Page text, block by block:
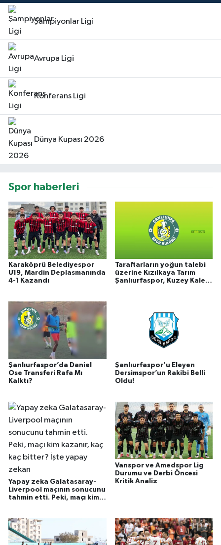
Şampiyonlar Ligi
Avrupa Ligi
Konferans Ligi
Dünya Kupası 2026
Spor haberleri
Karaköprü Belediyespor
U19, Mardin Deplasmanında
4-1 Kazandı
Taraftarların yoğun talebi
üzerine Kızılkaya Tarım
Şanlıurfaspor, Kuzey Kale
Şanlıurfaspor’da Daniel
Ose Transferi Rafa Mı
Kalktı?
Şanlıurfaspor'u Eleyen
Dersimspor’un Rakibi Belli
Oldu!
Yapay zeka Galatasaray-
Liverpool maçının sonucunu
tahmin etti. Peki, maçı kim
Vanspor ve Amedspor Lig
Durumu ve Derbi Öncesi
Kritik Analiz